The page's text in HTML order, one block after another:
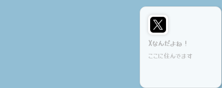
Xなんだよね！
ここに住んでます